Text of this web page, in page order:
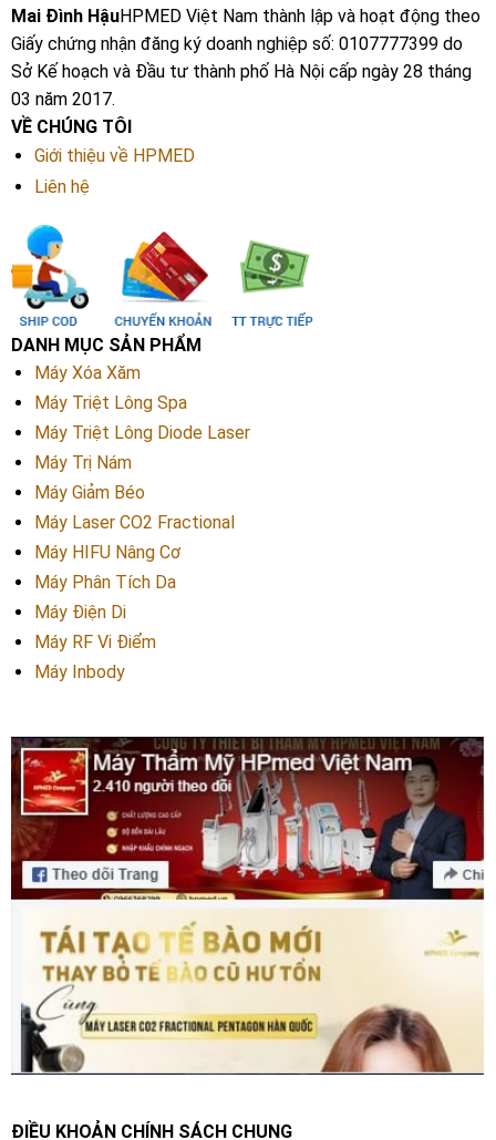
Mai Đình HậuHPMED Việt Nam thành lập và hoạt động theo
Giấy chứng nhận đăng ký doanh nghiệp số: 0107777399 do
Sở Kế hoạch và Đầu tư thành phố Hà Nội cấp ngày 28 tháng
03 năm 2017.
VỀ CHÚNG TÔI
Giới thiệu về HPMED
Liên hệ
DANH MỤC SẢN PHẨM
Máy Xóa Xăm
Máy Triệt Lông Spa
Máy Triệt Lông Diode Laser
Máy Trị Nám
Máy Giảm Béo
Máy Laser CO2 Fractional
Máy HIFU Nâng Cơ
Máy Phân Tích Da
Máy Điện Di
Máy RF Vi Điểm
Máy Inbody
ĐIỀU KHOẢN CHÍNH SÁCH CHUNG